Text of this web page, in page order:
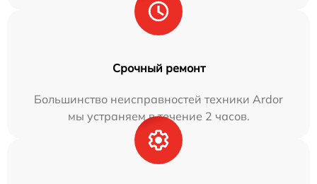
Срочный ремонт
Большинство неисправностей техники Ardor
мы устраняем в течение 2 часов.